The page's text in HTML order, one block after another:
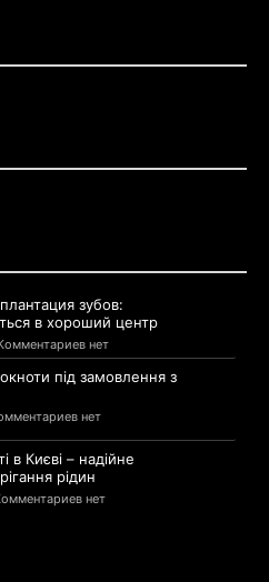
зубов:
в хороший центр
нет
під замовлення з
нет
в Києві – надійне
рідин
нет